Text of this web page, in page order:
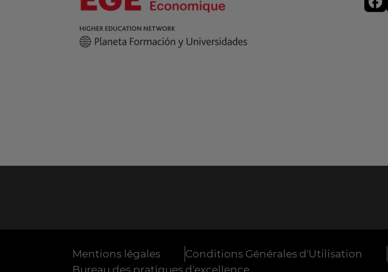
Mentions légales Conditions Générales d'Utilisation